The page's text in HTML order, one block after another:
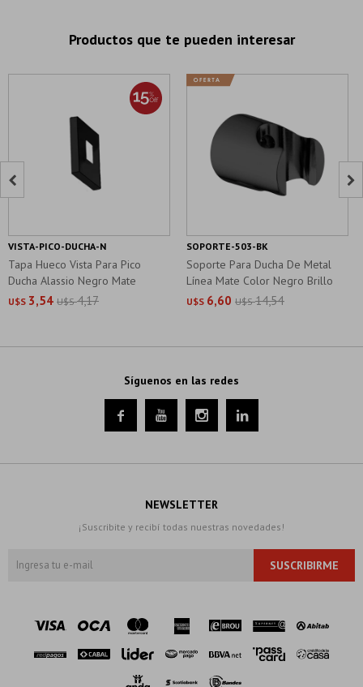
Productos que te pueden interesar
Tapa Hueco Vista Para Pico
Ducha Alassio Negro Mate
U$S 3,54 U$S 4,17
VISTA-PICO-DUCHA-N
Soporte Para Ducha De Metal
Línea Mate Color Negro Brillo
U$S 6,60 U$S 14,54
SOPORTE-503-BK
 
Síguenos en las redes
   
NEWSLETTER
¡Suscribite y recibí todas nuestras novedades!
SUSCRIBIRME